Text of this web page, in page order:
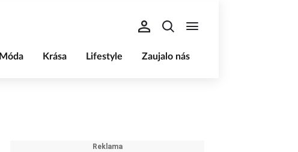
Móda Krása Lifestyle Zaujalo nás